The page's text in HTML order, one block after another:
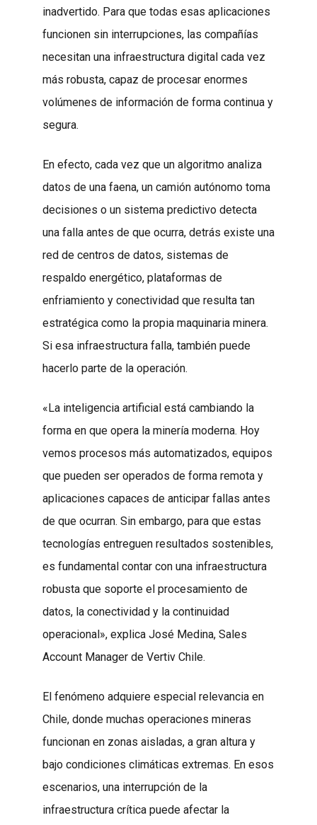
inadvertido. Para que todas esas aplicaciones
funcionen sin interrupciones, las compañías
necesitan una infraestructura digital cada vez
más robusta, capaz de procesar enormes
volúmenes de información de forma continua y
segura.
En efecto, cada vez que un algoritmo analiza
datos de una faena, un camión autónomo toma
decisiones o un sistema predictivo detecta
una falla antes de que ocurra, detrás existe una
red de centros de datos, sistemas de
respaldo energético, plataformas de
enfriamiento y conectividad que resulta tan
estratégica como la propia maquinaria minera.
Si esa infraestructura falla, también puede
hacerlo parte de la operación.
«La inteligencia artificial está cambiando la
forma en que opera la minería moderna. Hoy
vemos procesos más automatizados, equipos
que pueden ser operados de forma remota y
aplicaciones capaces de anticipar fallas antes
de que ocurran. Sin embargo, para que estas
tecnologías entreguen resultados sostenibles,
es fundamental contar con una infraestructura
robusta que soporte el procesamiento de
datos, la conectividad y la continuidad
operacional», explica José Medina, Sales
Account Manager de Vertiv Chile.
El fenómeno adquiere especial relevancia en
Chile, donde muchas operaciones mineras
funcionan en zonas aisladas, a gran altura y
bajo condiciones climáticas extremas. En esos
escenarios, una interrupción de la
infraestructura crítica puede afectar la